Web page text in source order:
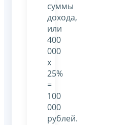
суммы
дохода,
или
400
000
х
25%
=
100
000
рублей.